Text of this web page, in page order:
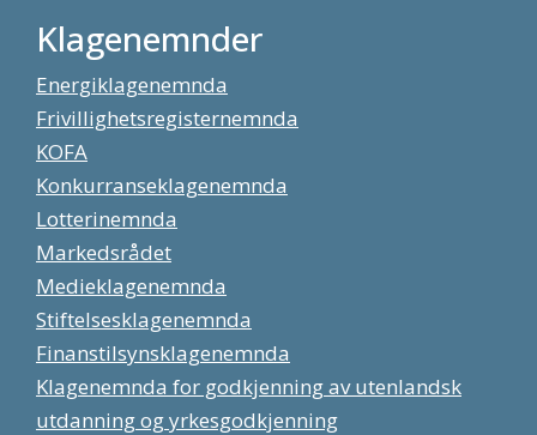
Klagenemnder
Energiklagenemnda
Frivillighetsregisternemnda
KOFA
Konkurranseklagenemnda
Lotterinemnda
Markedsrådet
Medieklagenemnda
Stiftelsesklagenemnda
Finanstilsynsklagenemnda
Klagenemnda for godkjenning av utenlandsk
utdanning og yrkesgodkjenning